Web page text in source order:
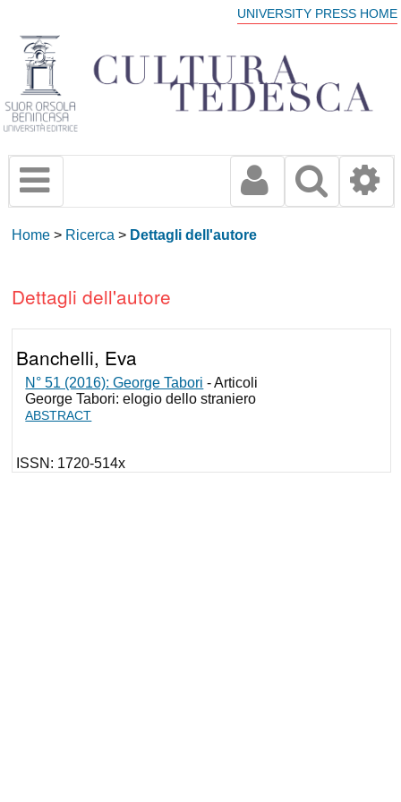
UNIVERSITY PRESS HOME
Home > Ricerca > Dettagli dell'autore
Dettagli dell'autore
Banchelli, Eva
N° 51 (2016): George Tabori - Articoli
George Tabori: elogio dello straniero
ABSTRACT
ISSN: 1720-514x